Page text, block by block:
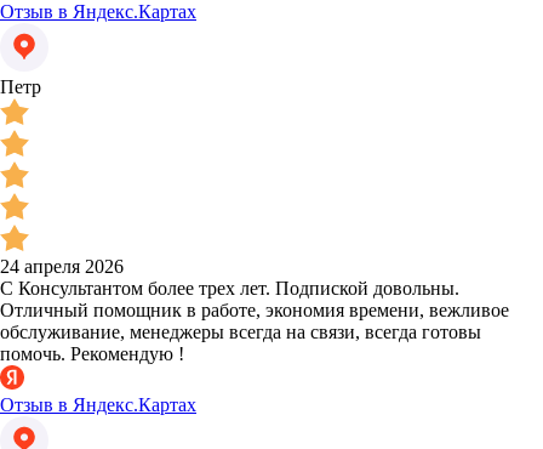
Отзыв в Яндекс.Картах
Петр
24 апреля 2026
С Консультантом более трех лет. Подпиской довольны.
Отличный помощник в работе, экономия времени, вежливое
обслуживание, менеджеры всегда на связи, всегда готовы
помочь. Рекомендую !
Отзыв в Яндекс.Картах